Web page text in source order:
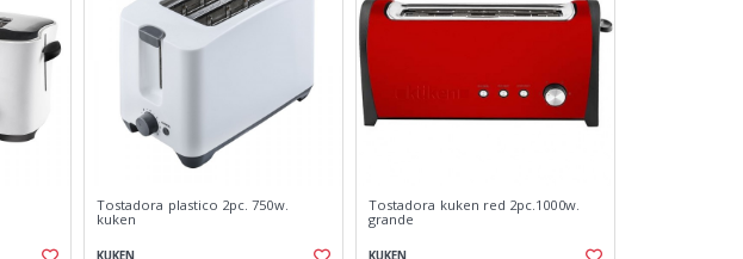
Tostadora plastico 2pc. 750w.
kuken
Tostadora kuken red 2pc.1000w.
grande